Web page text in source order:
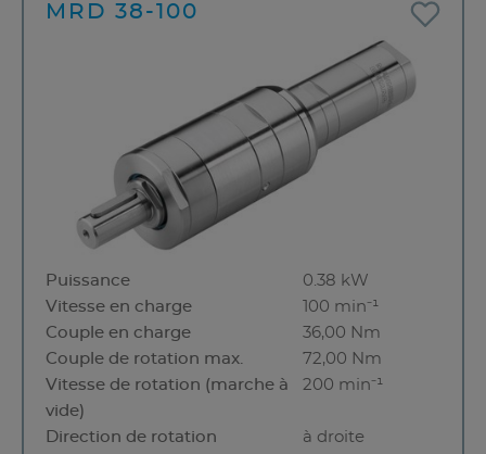
MRD 38-100
Puissance
0.38 kW
Vitesse en charge
100 min⁻¹
Couple en charge
36,00 Nm
Couple de rotation max.
72,00 Nm
Vitesse de rotation (marche à
vide)
200 min⁻¹
Direction de rotation
à droite